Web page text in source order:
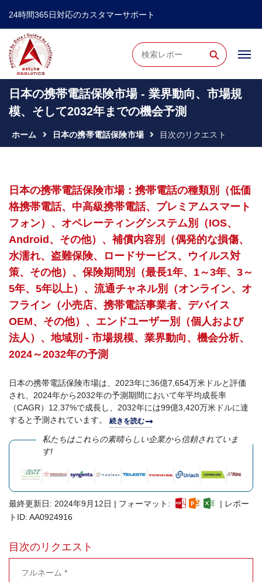
24時間365日対応のカスタマーサポート
⚲
日本の携帯電話保険市場 - 業界動向、市場規
模、そして2032年までの機会予測
ホーム 日本の携帯電話保険市場 目次のリクエスト
日本の携帯電話保険市場：携帯電話の種類別（低価
格携帯電話、中高級携帯電話、プレミアムスマート
フォン）、オペレーティングシステム別（iOS、
Android、その他）、補償内容別（偶発的な損傷、
水濡れ、盗難保険、ロードサービス、ウイルス対
策、その他）、保険期間別（最長1年、1～3年、3～
5年、5年以上）、流通チャネル別（オンライン、オ
フライン（小売店、携帯電話事業者、デバイス
OEM、その他）、エンドユーザー別（個人および
法人）、地域別 - 市場規模、業界動向、機会分析、
2024～2032年の予測
日本の携帯電話保険市場は、2023年に36億7,654万米ドルと評価
され、2024年から2032年の予測期間において年平均成長率
（CAGR）12.37%で成長し、2032年には99億3,420万米ドルに達
すると予測されています。 続きを読む
私たちはこれらの素晴らしい企業から信頼されていま
す!
最終更新日: 2024年9月12日 | フォーマット:
| レポー
トID: AA0924916
目次のリクエスト